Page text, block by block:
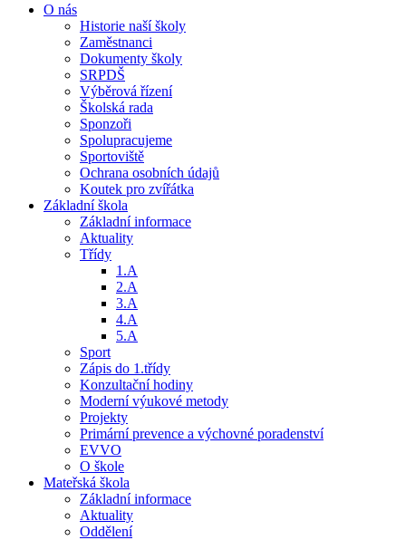
O nás
Historie naší školy
Zaměstnanci
Dokumenty školy
SRPDŠ
Výběrová řízení
Školská rada
Sponzoři
Spolupracujeme
Sportoviště
Ochrana osobních údajů
Koutek pro zvířátka
Základní škola
Základní informace
Aktuality
Třídy
1.A
2.A
3.A
4.A
5.A
Sport
Zápis do 1.třídy
Konzultační hodiny
Moderní výukové metody
Projekty
Primární prevence a výchovné poradenství
EVVO
O škole
Mateřská škola
Základní informace
Aktuality
Oddělení